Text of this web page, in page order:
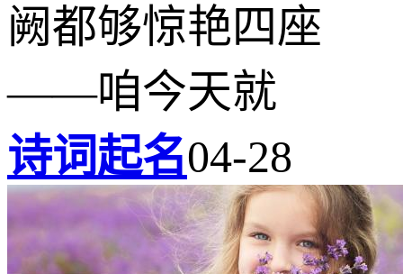
阙都够惊艳四座
——咱今天就
诗词起名04-28